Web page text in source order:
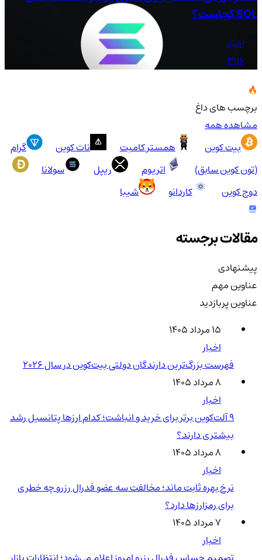
SOL کجاست؟
اخبار
3116
برچسب های داغ
مشاهده همه
بیت کوین
همستر کامبت نات کوین
گرام
(تون کوین سابق)
اتریوم ریپل
سولانا
دوج کوین
کاردانو شیبا
مقالات برجسته
پیشنهادی
عناوین مهم
عناوین پربازدید
۱۵ مرداد ۱۴۰۵
اخبار
فهرست بزرگ‌ترین دارندگان دولتی بیت‌کوین در سال 2026
۸ مرداد ۱۴۰۵
اخبار
۹ آلت‌کوین برتر برای خرید و انباشت؛ کدام ارزها پتانسیل رشد
بیشتری دارند؟
۸ مرداد ۱۴۰۵
اخبار
نرخ بهره ثابت ماند؛ مخالفت سه عضو فدرال رزرو چه خطری
برای رمزارزها دارد؟
۷ مرداد ۱۴۰۵
اخبار